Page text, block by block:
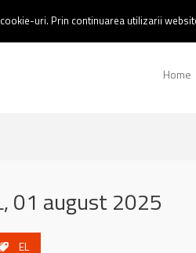
Home
01 august 2025
EL
uri. Prin continuarea utilizarii